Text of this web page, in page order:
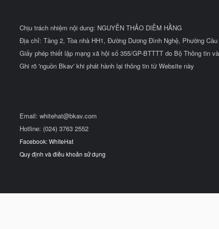
Chịu trách nhiệm nội dung: NGUYỄN THẢO DIỄM HẰNG
Địa chỉ: Tầng 2, Tòa nhà HH1, Đường Dương Đình Nghệ, Phường
Giấy phép thiết lập mạng xã hội số 355/GP-BTTTT do Bộ Thông tin
Ghi rõ 'nguồn Bkav' khi phát hành lại thông tin từ Website này
Email: whitehat@bkav.com
Hotline: (024) 3763 2552
Facebook: WhiteHat
Quy định và điều khoản sử dụng